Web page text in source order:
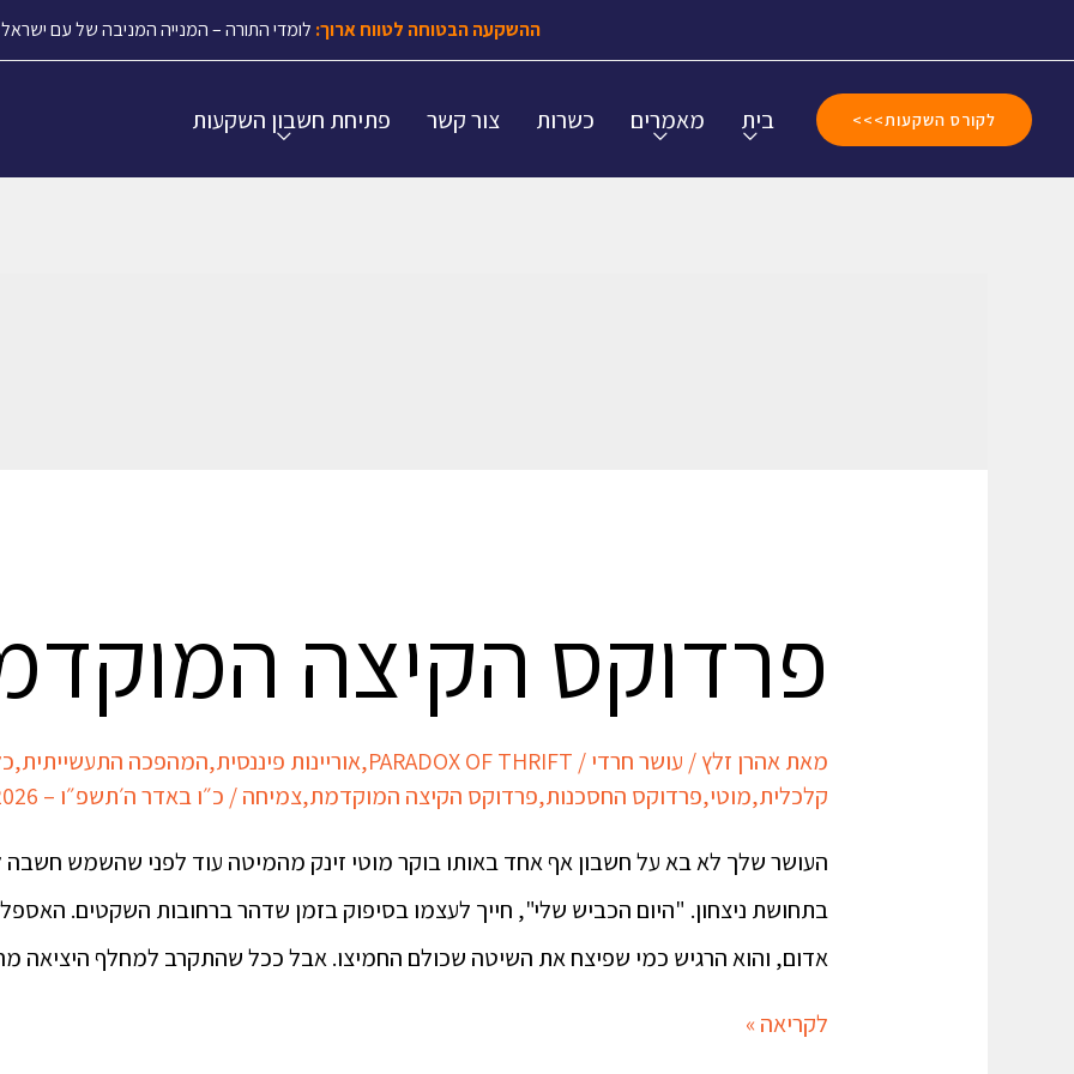
ההשקעה הבטוחה לטווח ארוך: לומדי התורה – המנייה המניבה של עם
לקורס השקעות>>> בית מאמרים כשרות צור קשר פתיחת חשבון השקעות
פרדוקס הקיצה
מאתאהרן זלץ / עושר חרדי/
PARADOX OF THRIFT
,אוריינות פיננסית,המהפכה התעשייתית,
קלכלית,מוטי,פרדוקס החסכנות,פרדוקס הקיצה המוקדמת,צמיחה/ כ״ו באדר ה׳תשפ״ו – 15/03/2026
העושר שלך לא בא על חשבון אף אחד באותו בוקר מוטי זינק מהמיטה עוד לפני שהשמש
בתחושת ניצחון. "היום הכביש שלי", חייך לעצמו בסיפוק בזמן שדהר ברחובות השקטים.
אדום, והוא הרגיש כמי שפיצח את השיטה שכולם החמיצו. אבל ככל שהתקרב למחלף היציאה
לקריאה »